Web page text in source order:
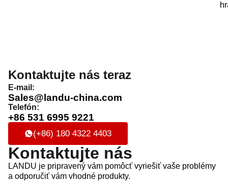
Kontaktujte nás teraz
E-mail:
Sales@landu-china.com
Telefón:
+86 531 6995 9221
(+86) 180 4322 4403
Kontaktujte nás
LANDU je pripravený vám pomôcť vyriešiť vaše problémy
a odporučiť vám vhodné produkty.